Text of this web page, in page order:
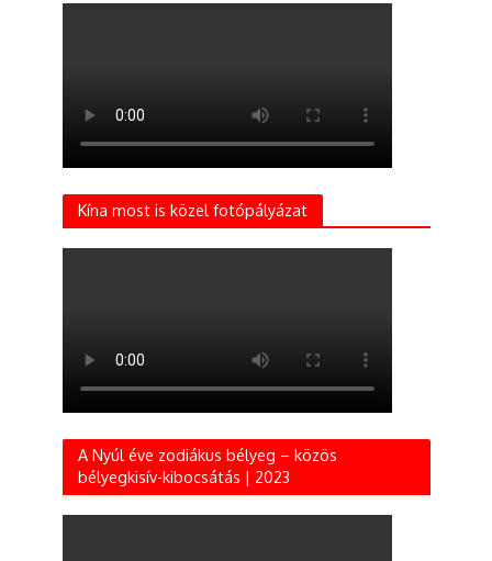
Kína most is közel fotópályázat
A Nyúl éve zodiákus bélyeg – közös
bélyegkisív-kibocsátás | 2023